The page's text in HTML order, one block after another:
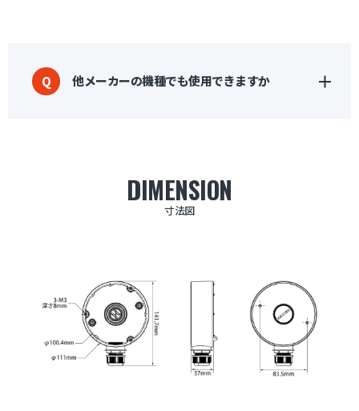
Q 他メーカーの機種でも使用できますか
DIMENSION
寸法図